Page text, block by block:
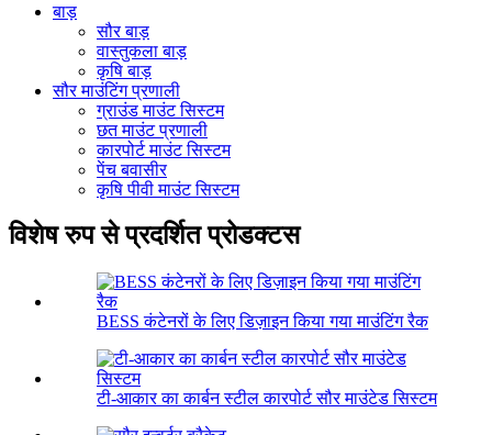
बाड़
सौर बाड़
वास्तुकला बाड़
कृषि बाड़
सौर माउंटिंग प्रणाली
ग्राउंड माउंट सिस्टम
छत माउंट प्रणाली
कारपोर्ट माउंट सिस्टम
पेंच बवासीर
कृषि पीवी माउंट सिस्टम
विशेष रुप से प्रदर्शित प्रोडक्टस
BESS कंटेनरों के लिए डिज़ाइन किया गया माउंटिंग रैक
टी-आकार का कार्बन स्टील कारपोर्ट सौर माउंटेड सिस्टम